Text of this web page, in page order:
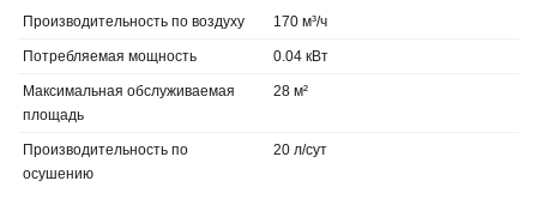
Производительность по воздуху 170 м³/ч
Потребляемая мощность 0.04 кВт
Максимальная обслуживаемая
площадь
28 м²
Производительность по
осушению
20 л/сут